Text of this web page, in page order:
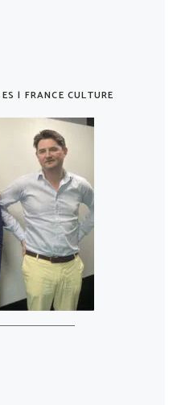
| FRANCE CULTURE